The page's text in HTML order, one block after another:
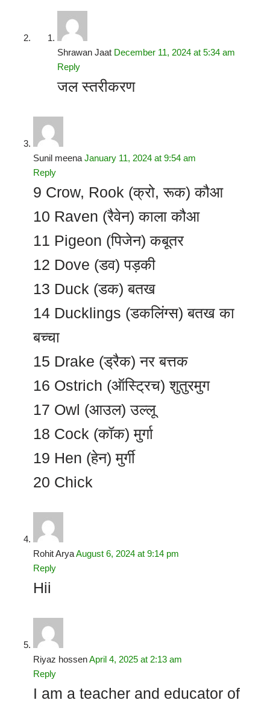
Shrawan Jaat December 11, 2024 at 5:34 am
Reply
जल स्तरीकरण
Sunil meena January 11, 2024 at 9:54 am
Reply
9 Crow, Rook (क्रो, रूक) कौआ
10 Raven (रैवेन) काला कौआ
11 Pigeon (पिजेन) कबूतर
12 Dove (डव) पड़की
13 Duck (डक) बतख
14 Ducklings (डकलिंग्स) बतख का
बच्चा
15 Drake (ड्रैक) नर बत्तक
16 Ostrich (ऑस्ट्रिच) शुतुरमुग
17 Owl (आउल) उल्लू
18 Cock (कॉक) मुर्गा
19 Hen (हेन) मुर्गी
20 Chick
Rohit AryaAugust 6, 2024 at 9:14 pm
Reply
Hii
Riyaz hossenApril 4, 2025 at 2:13 am
Reply
I am a teacher and educator of